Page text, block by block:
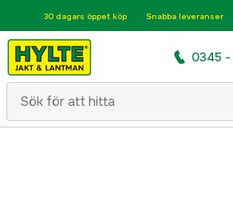
30 dagars öppet köp Snabba leveranser
0345